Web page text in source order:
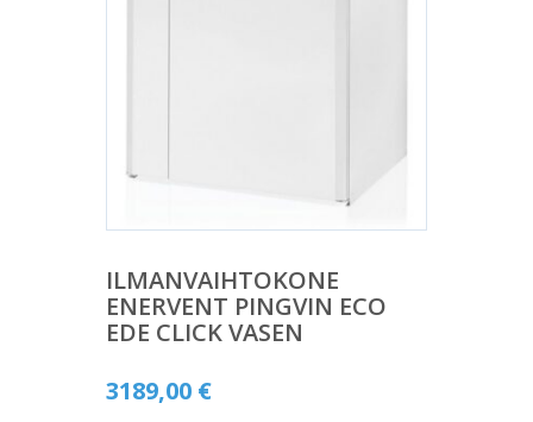
ILMANVAIHTOKONE
ENERVENT PINGVIN ECO
EDE CLICK VASEN
3189,00 €